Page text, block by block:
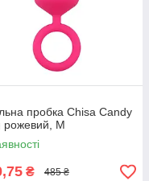
пробка Chisa Candy
рожевий, M
₴ 485 ₴